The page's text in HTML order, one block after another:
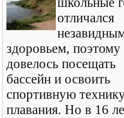
отличался
здоровьем, поэтому
довелось посещать
бассейн и освоить
спортивную
плавания. Но в 16